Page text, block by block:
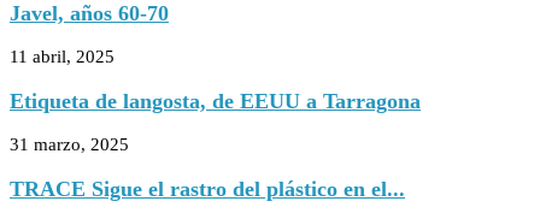
Javel, años 60-70
11 abril, 2025
Etiqueta de langosta, de EEUU a Tarragona
31 marzo, 2025
TRACE Sigue el rastro del plástico en el...